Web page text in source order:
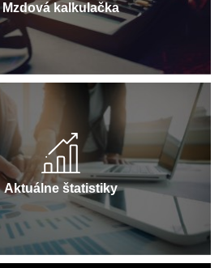
Mzdová kalkulačka
Aktuálne štatistiky